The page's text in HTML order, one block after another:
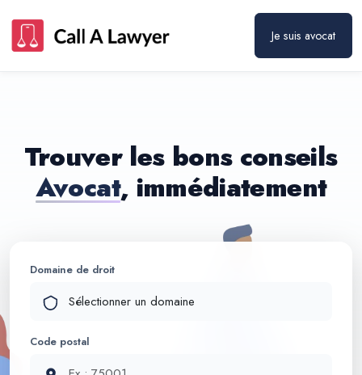
Je suis avocat
Trouver les bons conseils
Avocat, immédiatement
Domaine de droit
Code postal